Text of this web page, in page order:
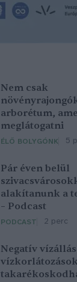
Nem csak
arborétum,
meglátogatni
ÉLŐ BOLYGÓNK 5
Pár éven belül
alakítanunk a
– Podcast
PODCAST 2 perc
Negatív